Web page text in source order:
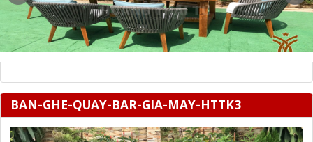
BAN-GHE-QUAY-BAR-GIA-MAY-HTTK3